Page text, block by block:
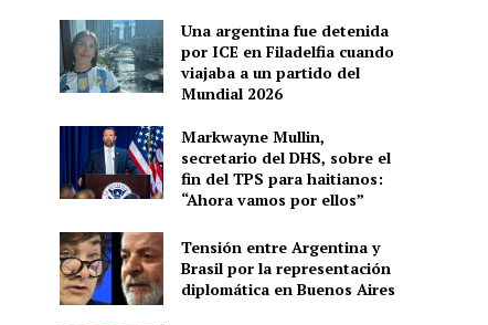
Una argentina fue detenida
por ICE en Filadelfia cuando
viajaba a un partido del
Mundial 2026
Markwayne Mullin,
secretario del DHS, sobre el
fin del TPS para haitianos:
“Ahora vamos por ellos”
Tensión entre Argentina y
Brasil por la representación
diplomática en Buenos Aires